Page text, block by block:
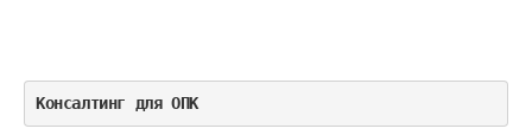
Консалтинг для ОПК